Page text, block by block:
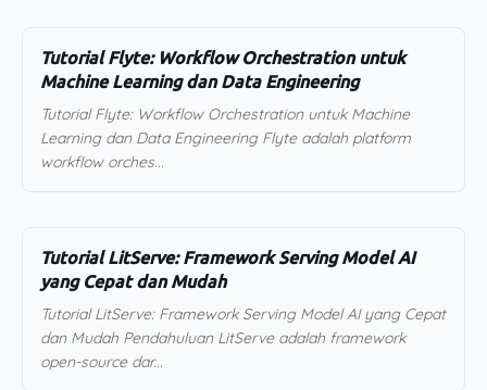
Tutorial Flyte: Workflow Orchestration untuk
Machine Learning dan Data Engineering
Tutorial Flyte: Workflow Orchestration untuk Machine
Learning dan Data Engineering Flyte adalah platform
workflow orches...
Tutorial LitServe: Framework Serving Model AI
yang Cepat dan Mudah
Tutorial LitServe: Framework Serving Model AI yang Cepat
dan Mudah Pendahuluan LitServe adalah framework
open-source dar...